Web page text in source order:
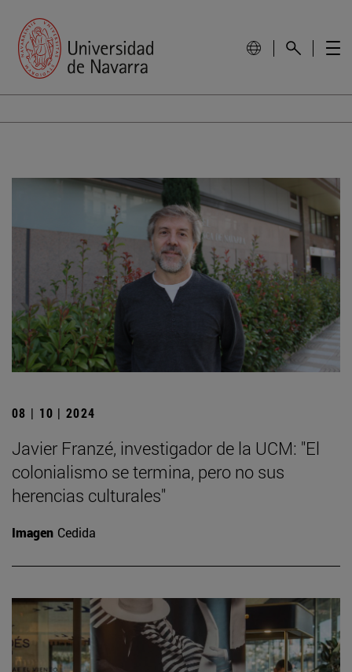
08 | 10 | 2024
Javier Franzé, investigador de la UCM: "El
colonialismo se termina, pero no sus
herencias culturales"
Imagen Cedida